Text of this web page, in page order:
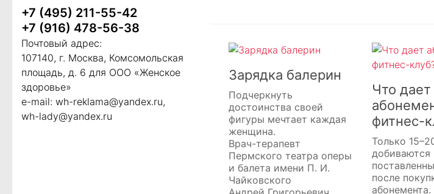
Зарядка балерин
Подчеркнуть
достоинства своей
фигуры мечтает каждая
женщина.
Врач-терапевт
Пермского театра оперы
и балета имени П. И.
Чайковского
Что дает
фитнес-
Только
добиваются
после
+7 (495) 211-55-42
+7 (916) 478-56-38
Почтовый адрес:
107140, г. Москва, Комсомольская
площадь, д. 6 для ООО «Женское
здоровье»
e-mail: wh-reklama@yandex.ru,
wh-lady@yandex.ru